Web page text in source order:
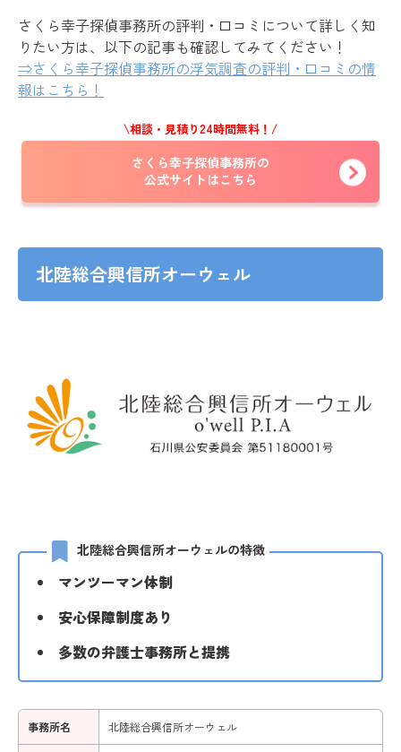
さくら幸子探偵事務所の評判・口コミについて詳しく知
りたい方は、以下の記事も確認してみてください！
⇒さくら幸子探偵事務所の浮気調査の評判・口コミの情
報はこちら！
\相談・見積り24時間無料！/
さくら幸子探偵事務所の
公式サイトはこちら
北陸総合興信所オーウェル
北陸総合興信所オーウェルの特徴
マンツーマン体制
安心保障制度あり
多数の弁護士事務所と提携
事務所名 北陸総合興信所オーウェル